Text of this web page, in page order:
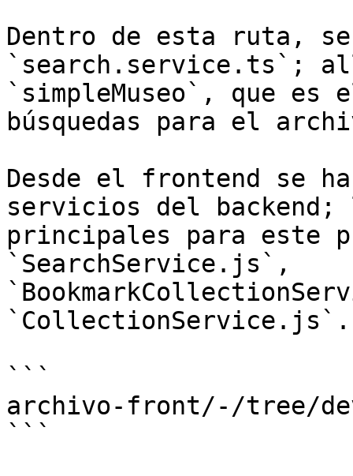
Dentro de esta ruta,
`search.service.ts`;
`simpleMuseo`, que
búsquedas para el
Desde el frontend se
servicios del backend;
principales para este
`SearchService.js`,
`CollectionService.js`.
```
archivo-front/-/tree/
```